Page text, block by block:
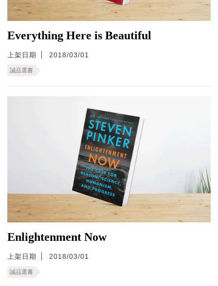
Everything Here is Beautiful
上架日期 2018/03/01
誠品選書
Enlightenment Now
上架日期 2018/03/01
誠品選書